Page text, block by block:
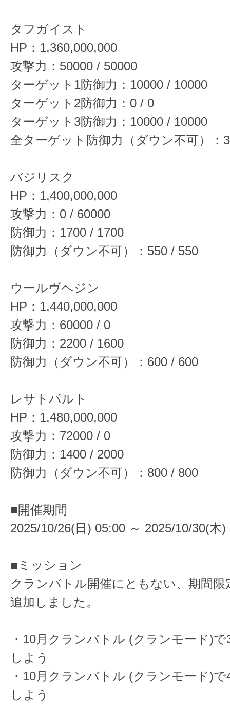
タフガイスト
HP：1,360,000,000
攻撃力：50000 / 50000
ターゲット1防御力：10000 / 10000
ターゲット2防御力：0 / 0
ターゲット3防御力：10000 / 10000
全ターゲット防御力（ダウン不可）：
バジリスク
HP：1,400,000,000
攻撃力：0 / 60000
防御力：1700 / 1700
防御力（ダウン不可）：550 / 550
ウールヴヘジン
HP：1,440,000,000
攻撃力：60000 / 0
防御力：2200 / 1600
防御力（ダウン不可）：600 / 600
レサトパルト
HP：1,480,000,000
攻撃力：72000 / 0
防御力：1400 / 2000
防御力（ダウン不可）：800 / 800
■開催期間
2025/10/26(日) 05:00 ～ 2025/10/30(木)
■ミッション
クランバトル開催にともない、期間
追加しました。
・10月クランバトル (クランモード)
しよう
・10月クランバトル (クランモード)
しよう